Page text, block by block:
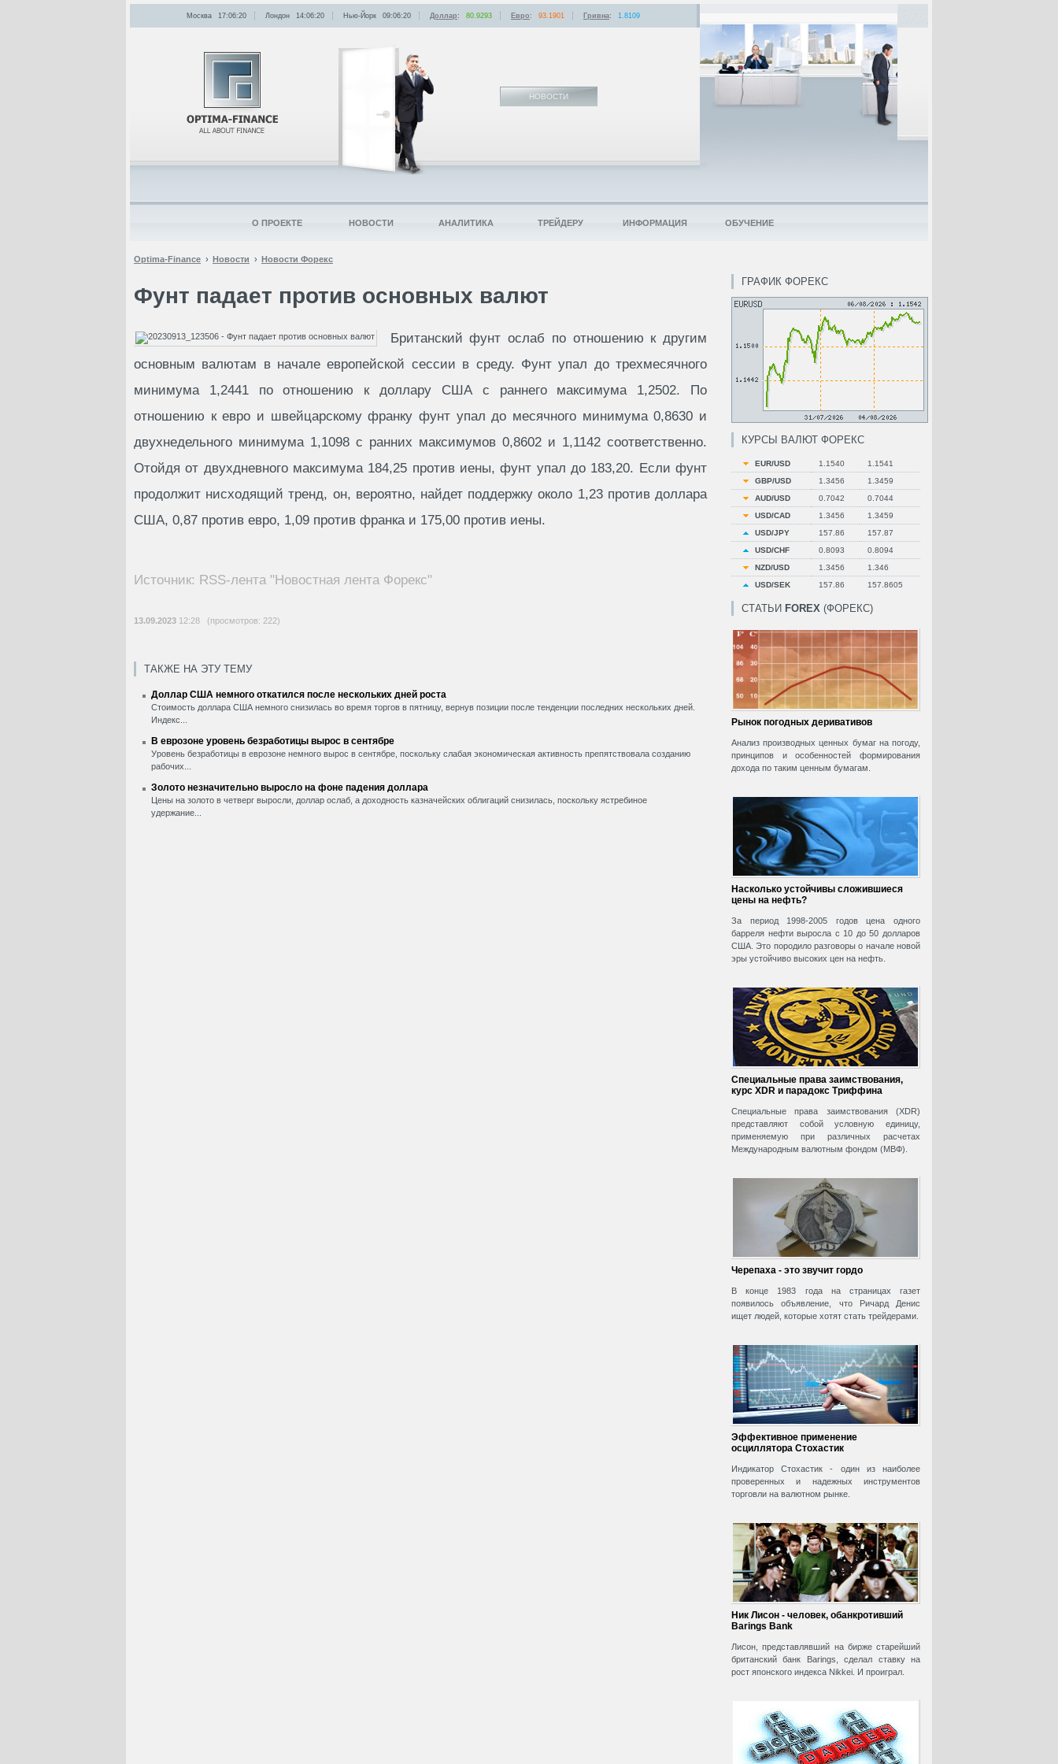
Optima-Finance Новости Новости Форекс
Фунт падает против основных валют
Британский фунт ослаб по отношению к другим
основным валютам в начале европейской сессии в среду. Фунт упал до трехмесячного
минимума 1,2441 по отношению к доллару США с раннего максимума 1,2502. По
отношению к евро и швейцарскому франку фунт упал до месячного минимума 0,8630 и
двухнедельного минимума 1,1098 с ранних максимумов 0,8602 и 1,1142 соответственно.
Отойдя от двухдневного максимума 184,25 против иены, фунт упал до 183,20. Если фунт
продолжит нисходящий тренд, он, вероятно, найдет поддержку около 1,23 против доллара
США, 0,87 против евро, 1,09 против франка и 175,00 против иены.
Источник: RSS-лента "Новостная лента Форекс"
13.09.2023 12:28 (просмотров: 222)
ТАКЖЕ НА ЭТУ ТЕМУ
Доллар США немного откатился после нескольких дней роста
Стоимость доллара США немного снизилась во время торгов в пятницу, вернув позиции после тенденции последних нескольких дней.
Индекс...
В еврозоне уровень безработицы вырос в сентябре
Уровень безработицы в еврозоне немного вырос в сентябре, поскольку слабая экономическая активность препятствовала созданию
рабочих...
Золото незначительно выросло на фоне падения доллара
Цены на золото в четверг выросли, доллар ослаб, а доходность казначейских облигаций снизилась, поскольку ястребиное
удержание...
ГРАФИК ФОРЕКС
КУРСЫ ВАЛЮТ ФОРЕКС
EUR/USD 1.1540
1.1541
GBP/USD
1.3456
1.3459
AUD/USD
0.7042
0.7044
USD/CAD
1.3456
1.3459
USD/JPY
157.86
157.87
USD/CHF
0.8093
0.8094
NZD/USD
1.3456
1.346
USD/SEK
157.86 157.8605
СТАТЬИ FOREX (ФОРЕКС)
Рынок погодных деривативов
Анализ производных ценных бумаг на погоду,
принципов и особенностей формирования
дохода по таким ценным бумагам.
Насколько устойчивы сложившиеся
цены на нефть?
За период 1998-2005 годов цена одного
барреля нефти выросла с 10 до 50 долларов
США. Это породило разговоры о начале новой
эры устойчиво высоких цен на нефть.
Специальные права заимствования,
курс XDR и парадокс Триффина
Специальные права заимствования (XDR)
представляют собой условную единицу,
применяемую при различных расчетах
Международным валютным фондом (МВФ).
Черепаха - это звучит гордо
В конце 1983 года на страницах газет
появилось объявление, что Ричард Денис
ищет людей, которые хотят стать трейдерами.
Эффективное применение
осциллятора Стохастик
Индикатор Стохастик - один из наиболее
проверенных и надежных инструментов
торговли на валютном рынке.
Ник Лисон - человек, обанкротивший
Barings Bank
Лисон, представлявший на бирже старейший
британский банк Barings, сделал ставку на
рост японского индекса Nikkei. И проиграл.
НОВОСТИ
Москва 17:06:20 Лондон 14:06:20 Нью-Йорк 09:06:20 Доллар: 80.9293 Евро: 93.1901 Гривна: 1.8109
О ПРОЕКТЕ НОВОСТИ АНАЛИТИКА ТРЕЙДЕРУ ИНФОРМАЦИЯ ОБУЧЕНИЕ